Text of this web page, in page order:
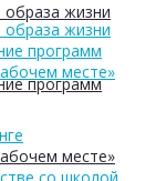
жизни
программ
месте»
жизни
программ
месте»